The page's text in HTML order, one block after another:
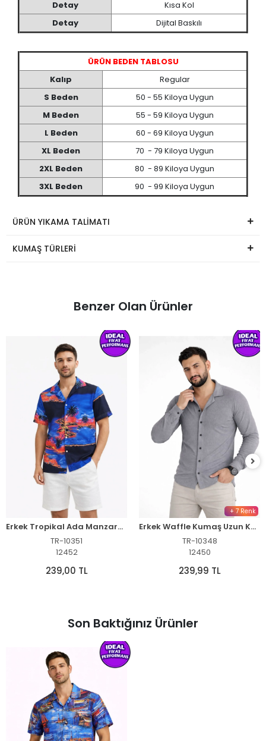
Detay
Kısa Kol
Detay
Dijital Baskılı
ÜRÜN BEDEN TABLOSU
Kalıp
Regular
S Beden
50 - 55 Kiloya Uygun
M Beden
55 - 59 Kiloya Uygun
L Beden
60 - 69 Kiloya Uygun
XL Beden
70 - 79 Kiloya Uygun
2XL Beden
80 - 89 Kiloya Uygun
3XL Beden
90 - 99 Kiloya Uygun
ÜRÜN YIKAMA TALİMATI
KUMAŞ TÜRLERİ
Benzer Olan Ürünler
Erkek Tropikal Ada Manzara Desenli Kısa Kol Gömlek Hawaii Tarz Yazlık Rahat Kalıp - Desenli
TR-10351
12452
239,00 TL
+ 7 Renk
Erkek Waffle Kumaş Uzun Kollu Düğmeli Açık Yaka Regular Fit Gömlek - Füme
TR-10348
12450
239,99 TL
Son Baktığınız Ürünler